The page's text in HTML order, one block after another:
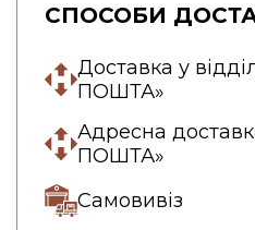
СПОСОБИ
Доставка у
ПОШТА»
Адресна
ПОШТА»
Самовивіз